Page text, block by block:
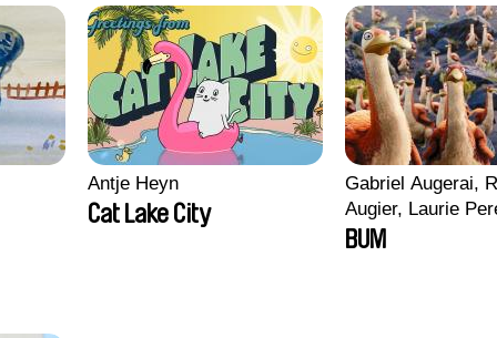
Antje Heyn
Cat Lake City
Gabriel Augerai,
Augier, Laurie
Figueiredo,
BUM